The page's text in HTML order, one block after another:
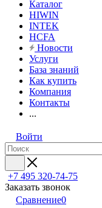
Каталог
HIWIN
INTEK
HCFA
Новости
Услуги
База знаний
Как купить
Компания
Контакты
...
Войти
+7 495 320-74-75
Заказать звонок
Сравнение0